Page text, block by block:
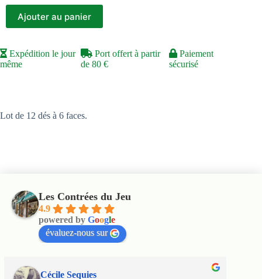
Ajouter au panier
Expédition le jour
même
Port offert à partir
de 80 €
Paiement
sécurisé
Lot de 12 dés à 6 faces.
Les Contrées du Jeu
4.9
powered by Google
évaluez-nous sur
Cécile Sequies